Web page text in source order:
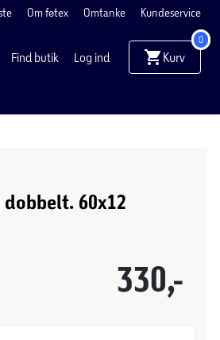
Om føtex Omtanke Kundeservice
Find butik Log ind Kurv
0
60x12
330,-